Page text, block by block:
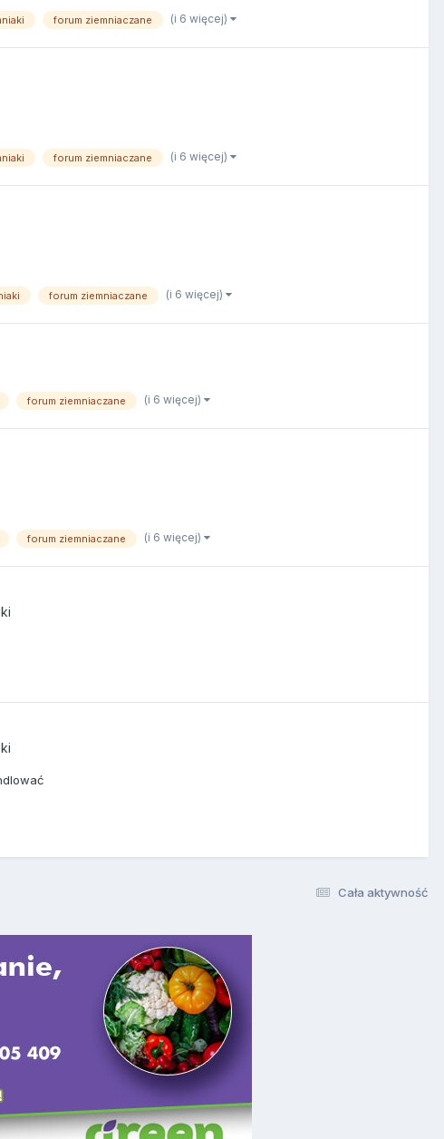
forum ziemniaczane (i 6 więcej)
forum ziemniaczane (i 6 więcej)
forum ziemniaczane (i 6 więcej)
forum ziemniaczane (i 6 więcej)
forum ziemniaczane (i 6 więcej)
Cała aktywność